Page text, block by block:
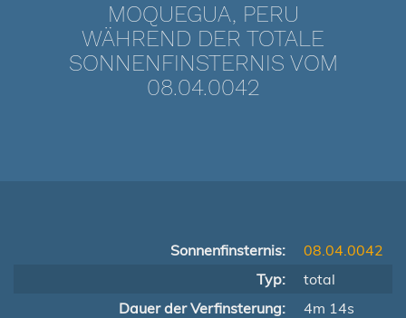
MOQUEGUA, PERU
WÄHREND DER TOTALE
SONNENFINSTERNIS VOM
08.04.0042
Sonnenfinsternis:
08.04.0042
Typ:
total
Dauer der Verfinsterung:
4m 14s